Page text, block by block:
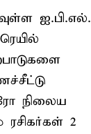
ஐ.பி.எல்.
நிலைய
2